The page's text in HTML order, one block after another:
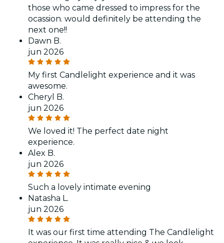
those who came dressed to impress for the
ocassion. would definitely be attending the
next one!!
Dawn B.
jun 2026
My first Candlelight experience and it was
awesome.
Cheryl B.
jun 2026
We loved it! The perfect date night
experience.
Alex B.
jun 2026
Such a lovely intimate evening
Natasha L.
jun 2026
It was our first time attending The Candlelight